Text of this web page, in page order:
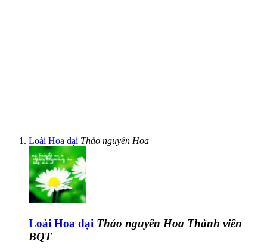
Loài Hoa dại Thảo nguyên Hoa
Loài Hoa dại Thảo nguyên Hoa Thành viên
BQT